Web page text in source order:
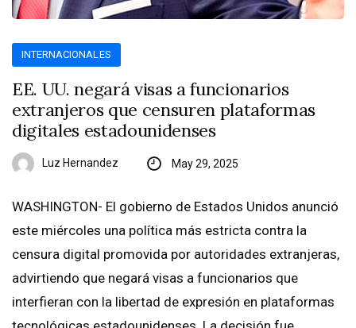
INTERNACIONALES
EE. UU. negará visas a funcionarios
extranjeros que censuren plataformas
digitales estadounidenses
Luz Hernandez May 29, 2025
WASHINGTON- El gobierno de Estados Unidos anunció
este miércoles una política más estricta contra la
censura digital promovida por autoridades extranjeras,
advirtiendo que negará visas a funcionarios que
interfieran con la libertad de expresión en plataformas